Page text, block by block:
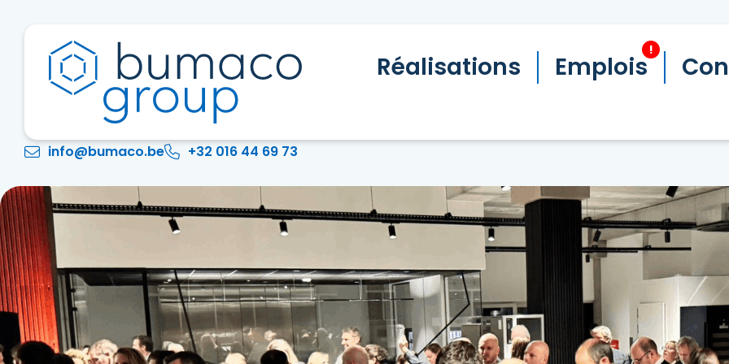
Réalisations Emplois
!
info@bumaco.be +32 016 44 69 73